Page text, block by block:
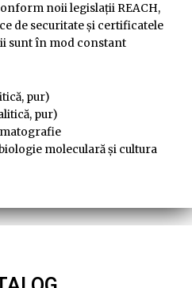
noii legislații REACH,
de securitate și certificatele
sunt în mod constant
pur)
pur)
moleculară și cultura